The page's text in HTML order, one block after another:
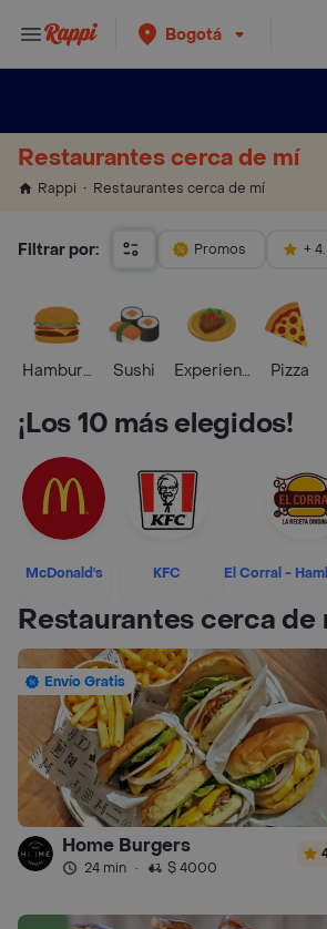
Bogotá
Restaurantes cerca de mí
Rappi Restaurantes cerca de mí
Filtrar por: Promos +
HamburguesaSushi ExperienciasPizza
¡Los 10 más elegidos!
McDonald's KFC El Corral -
Restaurantes cerca de
Envío Gratis
Home Burgers
24 min · $ 4000